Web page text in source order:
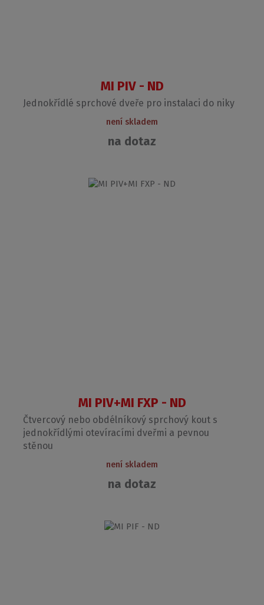
MI PIV - ND
Jednokřídlé sprchové dveře pro instalaci do niky
není skladem
na dotaz
MI PIV+MI FXP - ND
Čtvercový nebo obdélníkový sprchový kout s
jednokřídlými otevíracími dveřmi a pevnou
stěnou
není skladem
na dotaz